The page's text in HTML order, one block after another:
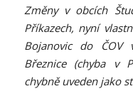
Změny v obcích
Příkazech, nyní
Bojanovic do ČOV
Březnice (chyba v
chybně uveden jako